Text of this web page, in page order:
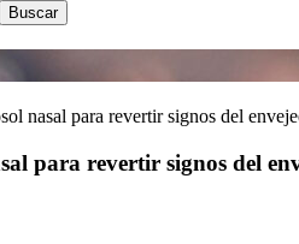
nasal para revertir signos del
para revertir signos del